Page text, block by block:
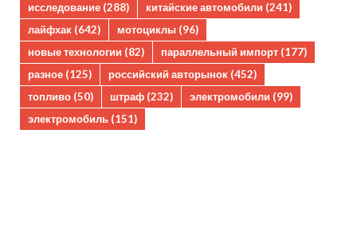
исследование (288) китайские автомобили (241)
лайфхак (642) мотоциклы (96)
новые технологии (82) параллельный импорт (177)
разное (125) российский авторынок (452)
топливо (50) штраф (232) электромобили (99)
электромобиль (151)